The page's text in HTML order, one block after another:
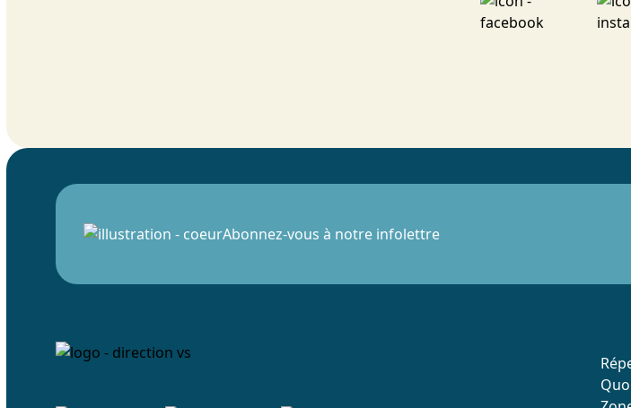
Abonnez-vous à notre infolettre